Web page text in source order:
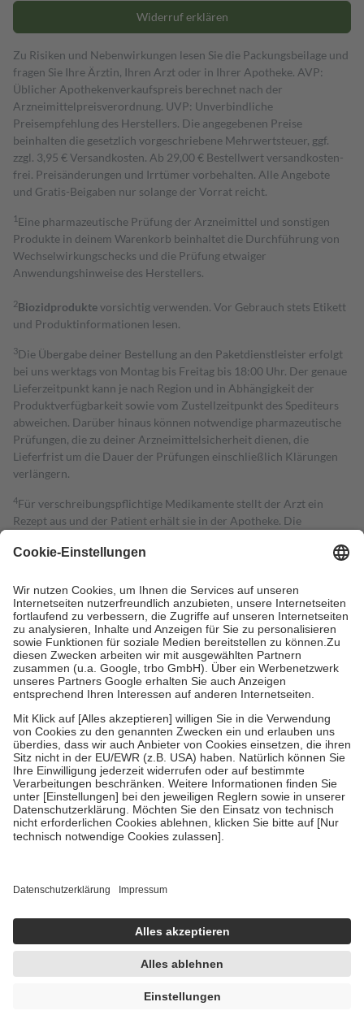
Widerruf erklären
Zu Risiken und Nebenwirkungen lesen Sie die Packungsbeilage und
fragen Sie Ihre Ärztin, Ihren Arzt oder in Ihrer Apotheke. AVP:
Üblicher Apothekenverkaufspreis berechnet nach der
Arzneimittelpreisverordnung. UVP: Unverbindliche
Preisempfehlung des Herstellers. Die angegebenen Preise
beinhalten die gesetzlich vorgeschriebene Mehrwertsteuer, ggf.
zzgl. 3,95 € Versandkosten. Ab 29,00 € Bestell­wert versand­kosten­
frei. Preisänderungen und Irrtümer vorbehalten. Alle Angebote
und Gratis-Beigaben nur solange der Vorrat reicht.
1 Eine pharmazeutische Prüfung der Arzneimittel und sonstigen
Produkte in deinem Warenkorb beinhaltet die Durchführung von
Wechselwirkungschecks und die Prüfung etwaiger
Anwendungshinweise des Herstellers.
2Biozidproduktevorsichtig verwenden. Vor Gebrauch stets Etikett
und Produktinformationen lesen.
3Die Übergabe deiner Bestellung an den Paketdienstleister erfolgt
bei uns werktags von Montag bis Freitag bis 18:00 Uhr. Der genaue
Lieferzeitpunkt kann je nach Region und in Abhängigkeit der
Produktverfügbarkeit sowie vom Zustellzeitpunkt des Spediteurs
abweichen. Darüber hinaus können notwendige pharmazeutische
Prüfungen, die zu deiner Arzneimittelsicherheit dienen, die
Lieferfrist um die Dauer der Prüfungen einschließlich Klärungen
verlängern.
4Für verschreibungspflichtige Medikamente stellt der Arzt ein
Rezept aus und der Patient erhält sie in der Apotheke. Die
Kosten dafür, der Versicherte trägt einen Teil davon als Zuzahlung
Grundsätzlich leisten Mitglieder Zuzahlungen in Höhe von zehn
Prozent des Abgabepreises,mindestensjedochfünf Euround
höchstens zehn Euro.Es sind jedoch nie mehr als die tatsächlichen
Kosten der Leistung zu entrichten.
Diese Regeln gelten grundsätzlich auch für Online-Apotheken.
Bei Heilmitteln und häuslicher Krankenpflege beträgt die
Zuzahlung zehn Prozent der Kosten sowie zehn Euro je
Um das Engagement der Versicherten für ihre eigene Gesundheit zu
stärken und die besondere Stellung der Familie zu unterstützen,
fallenkeine Zuzahlungen an bei:
• Kindern und Jugendlichen bis zum vollendeten 18. Lebensjahr
mit Ausnahme der Fahrkosten
• Untersuchungen zur Vorsorge und Früherkennung, die von der
GKV getragen werden
• empfohlenen Schutzimpfungen
Wir nutzen Trusted Shops als unabhängigen Dienstleister für die
getroffen, um sicherzustellen, dass es sich um echte Bewertungen
handelt. Mehr Informationen findest du hier:
https://help.etrusted.com/hc/de/articles/4419944605341
Einige Bilder und Inhalte wurden unter Zuhilfenahme künstlicher